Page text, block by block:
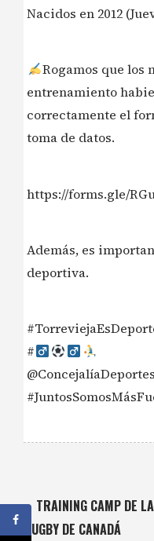
Nacidos en 2012
Rogamos que los
entrenamiento
correctamente el
toma de datos.
https://forms.gle/
Además, es
deportiva.
#‍
TRAINING CAMP DE
RUGBY DE CANADÁ